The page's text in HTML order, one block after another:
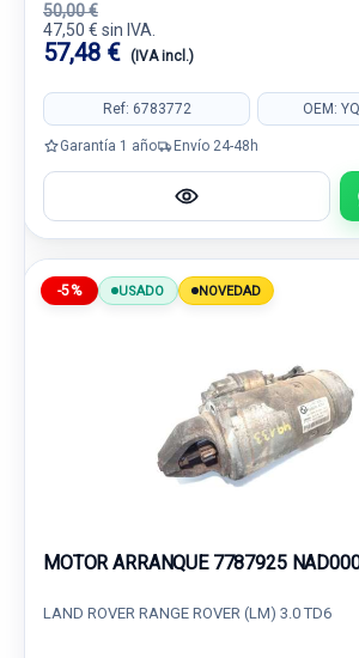
50,00 €
47,50 € sin IVA.
57,48 € (IVA incl.)
Ref: 6783772 OEM:
Garantía 1 año Envío 24-48h
-5% USADO NOVEDAD
MOTOR ARRANQUE 7787925
LAND ROVER RANGE ROVER (LM) 3.0 TD6